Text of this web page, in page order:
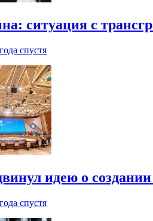
ситуация с
спустя
идею о
спустя